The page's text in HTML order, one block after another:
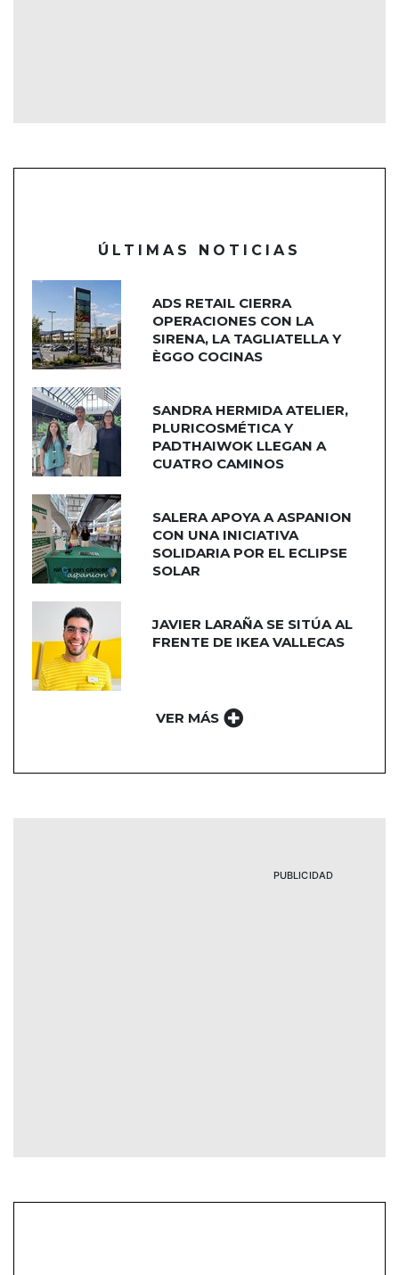
ÚLTIMAS NOTICIAS
ADS RETAIL CIERRA
OPERACIONES CON LA
SIRENA, LA TAGLIATELLA Y
ÈGGO COCINAS
SANDRA HERMIDA ATELIER,
PLURICOSMÉTICA Y
PADTHAIWOK LLEGAN A
CUATRO CAMINOS
SALERA APOYA A ASPANION
CON UNA INICIATIVA
SOLIDARIA POR EL ECLIPSE
SOLAR
JAVIER LARAÑA SE SITÚA AL
FRENTE DE IKEA VALLECAS
VER MÁS
PUBLICIDAD